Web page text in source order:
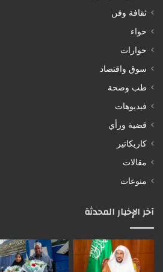
ثقافة وفن
حواء
حوارات
سوق واقتصاد
طب وصحة
فيديوهات
قضية ورأي
كاريكاتير
مقالات
منوعات
آخر الإخبار المحدثة